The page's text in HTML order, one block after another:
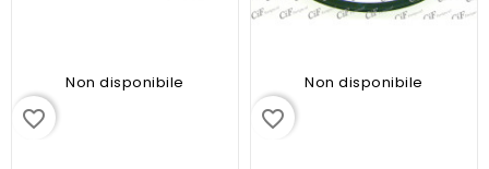
Non disponibile
favorite_border
Non disponibile
favorite_border